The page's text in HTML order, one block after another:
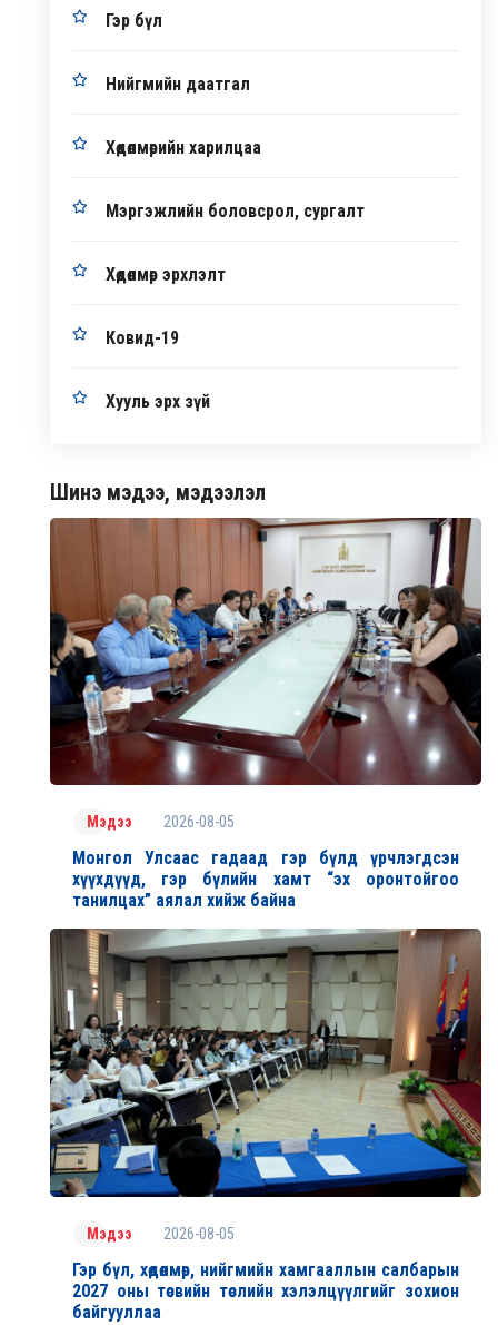
Гэр бүл
Нийгмийн даатгал
Хөдөлмөрийн харилцаа
Мэргэжлийн боловсрол, сургалт
Хөдөлмөр эрхлэлт
Ковид-19
Хууль эрх зүй
Шинэ мэдээ, мэдээлэл
Мэдээ 2026-08-05
Монгол Улсаас гадаад гэр бүлд үрчлэгдсэн
хүүхдүүд, гэр бүлийн хамт “эх оронтойгоо
танилцах” аялал хийж байна
Мэдээ 2026-08-05
Гэр бүл, хөдөлмөр, нийгмийн хамгааллын салбарын
2027 оны төсвийн төслийн хэлэлцүүлгийг зохион
байгууллаа